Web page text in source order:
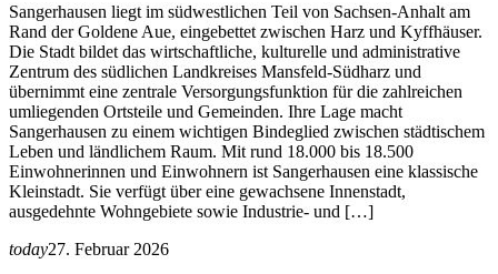
Sangerhausen liegt im südwestlichen Teil von Sachsen-Anhalt am
Rand der Goldene Aue, eingebettet zwischen Harz und Kyffhäuser.
Die Stadt bildet das wirtschaftliche, kulturelle und administrative
Zentrum des südlichen Landkreises Mansfeld-Südharz und
übernimmt eine zentrale Versorgungsfunktion für die zahlreichen
umliegenden Ortsteile und Gemeinden. Ihre Lage macht
Sangerhausen zu einem wichtigen Bindeglied zwischen städtischem
Leben und ländlichem Raum. Mit rund 18.000 bis 18.500
Einwohnerinnen und Einwohnern ist Sangerhausen eine klassische
Kleinstadt. Sie verfügt über eine gewachsene Innenstadt,
ausgedehnte Wohngebiete sowie Industrie- und […]
today27. Februar 2026